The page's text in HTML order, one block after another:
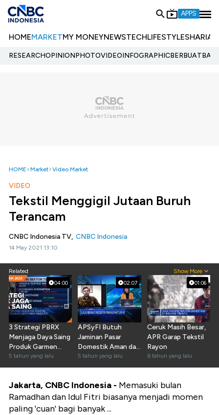
APPS
HOMEMARKETMY MONEYNEWSTECHLIFESTYLESHARIA
RESEARCHOPINIONPHOTOVIDEOINFOGRAPHIC
HOME Market Video Market
VIDEO
Tekstil Menggigil Jutaan Buruh
Terancam
CNBC Indonesia TV, CNBC Indonesia
14 May 2021 13:10
Related Show More
04:00
3 Strategi PBRX
Menjaga Daya Saing
Produk Garmen
Pasar Global
5 tahun yang lalu
02:07
APSyFI Butuh
Jaminan Pasar
Domestik Aman dari
Produk Impor
5 tahun yang lalu
01:06
Ceruk Masih Besar,
APR Garap Tekstil
Rayon
6 tahun yang lalu
Jakarta, CNBC Indonesia - Memasuki bulan
Ramadhan dan Idul Fitri biasanya menjadi momen
paling 'cuan' bagi banyak ...